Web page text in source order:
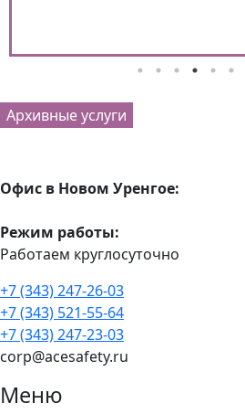
Архивные услуги
Офис в Новом Уренгое:
Режим работы:
Работаем круглосуточно
+7 (343) 247-26-03
+7 (343) 521-55-64
+7 (343) 247-23-03
corp@acesafety.ru
Меню